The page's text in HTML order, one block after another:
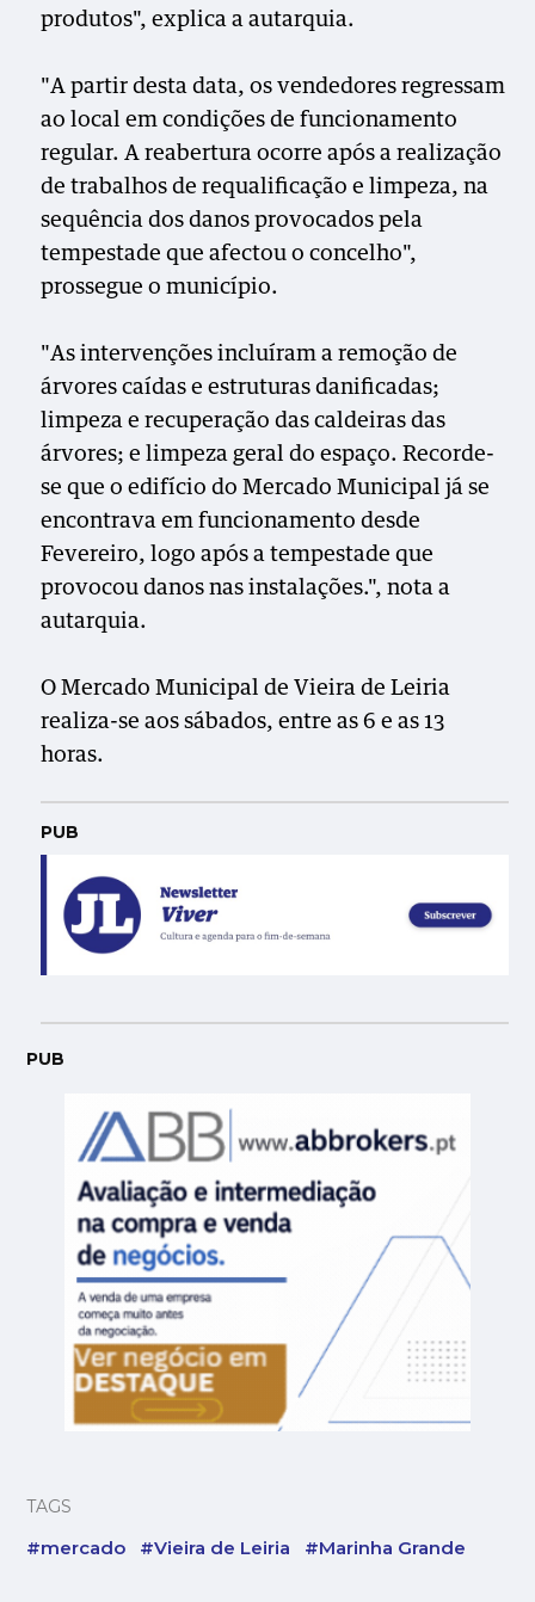
produtos", explica a autarquia.
"A partir desta data, os vendedores regressam
ao local em condições de funcionamento
regular. A reabertura ocorre após a realização
de trabalhos de requalificação e limpeza, na
sequência dos danos provocados pela
tempestade que afectou o concelho",
prossegue o município.
"As intervenções incluíram a remoção de
árvores caídas e estruturas danificadas;
limpeza e recuperação das caldeiras das
árvores; e limpeza geral do espaço. Recorde-
se que o edifício do Mercado Municipal já se
encontrava em funcionamento desde
Fevereiro, logo após a tempestade que
provocou danos nas instalações.", nota a
autarquia.
O Mercado Municipal de Vieira de Leiria
realiza-se aos sábados, entre as 6 e as 13
horas.
PUB
PUB
TAGS
#mercado #Vieira de Leiria #Marinha Grande